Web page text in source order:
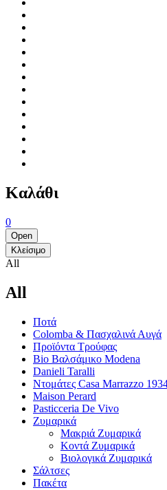
Καλάθι
0
Open
Κλείσιμο
All
All
Ποτά
Colomba & Πασχαλινά Αυγά
Προϊόντα Τρούφας
Bio Βαλσάμικο Modena
Danieli Taralli
Ντομάτες Casa Marrazzo
Maison Perard
Pasticceria De Vivo
Ζυμαρικά
Μακριά Ζυμαρικά
Κοντά Ζυμαρικά
Βιολογικά Ζυμαρικά
Σάλτσες
Πακέτα